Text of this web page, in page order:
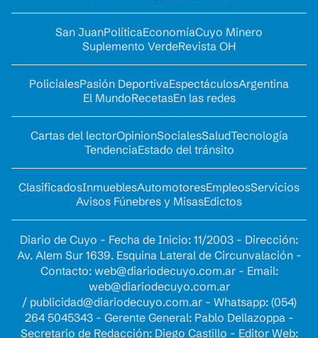
San JuanPolíticaEconomíaCuyo Minero
Suplemento VerdeRevista OH
PolicialesPasión DeportivaEspectáculosArgentina
El MundoRecetasEn las redes
Cartas del lectorOpinionSocialesSaludTecnología
TendenciaEstado del tránsito
ClasificadosInmueblesAutomotoresEmpleosServicios
Avisos Fúnebres y MisasEdictos
Diario de Cuyo - Fecha de Inicio: 11/2003 - Dirección:
Av. Alem Sur 1639. Esquina Lateral de Circunvalación -
Contacto: web@diariodecuyo.com.ar- Email:
web@diariodecuyo.com.ar
/ publicidad@diariodecuyo.com.ar- Whatsapp: (054)
264 5045343 - Gerente General: Pablo Dellazoppa -
Secretario de Redacción: Diego Castillo - Editor Web: